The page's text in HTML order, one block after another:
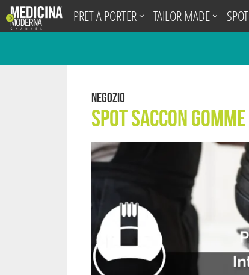
PRET A PORTER TAILOR MADE SPOT
Negozio
Spot Saccon Gomme